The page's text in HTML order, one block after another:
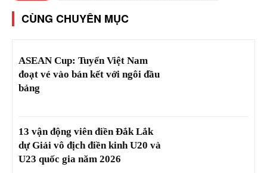
CÙNG CHUYÊN MỤC
ASEAN Cup: Tuyển Việt Nam
đoạt vé vào bán kết với ngôi đầu
bảng
13 vận động viên điền Đắk Lắk
dự Giải vô địch điền kinh U20 và
U23 quốc gia năm 2026